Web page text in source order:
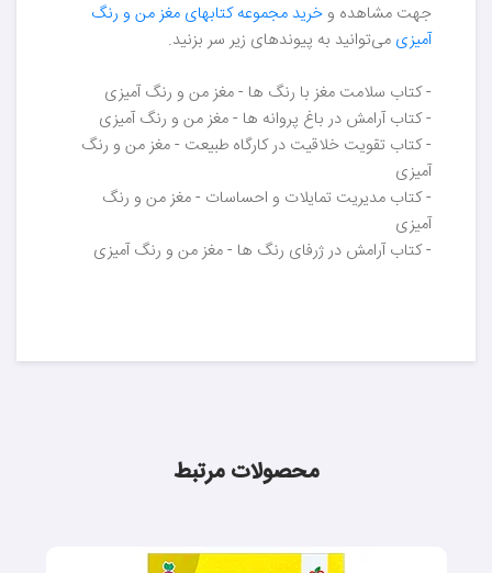
جهت مشاهده وخرید مجموعه کتابهای مغز من و رنگ
آمیزی می‌توانید به پیوندهای زیر سر بزنید.
- کتاب سلامت مغز با رنگ ها - مغز من و رنگ آمیزی
- کتاب آرامش در باغ پروانه ها - مغز من و رنگ آمیزی
- کتاب تقویت خلاقیت در کارگاه طبیعت - مغز من و رنگ
آمیزی
- کتاب مدیریت تمایلات و احساسات - مغز من و رنگ
آمیزی
- کتاب آرامش در ژرفای رنگ ها - مغز من و رنگ آمیزی
محصولات مرتبط